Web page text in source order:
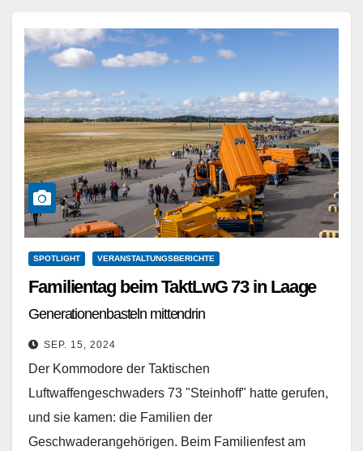
SPOTLIGHT VERANSTALTUNGSBERICHTE
Familientag beim TaktLwG 73 in Laage
Generationenbasteln mittendrin
SEP. 15, 2024
Der Kommodore der Taktischen
Luftwaffengeschwaders 73 "Steinhoff" hatte gerufen,
und sie kamen: die Familien der
Geschwaderangehörigen. Beim Familienfest am